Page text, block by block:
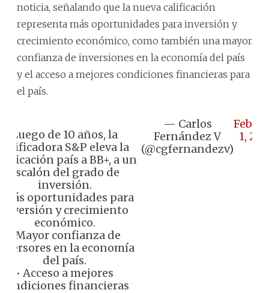
noticia, señalando que la nueva calificación
representa más oportunidades para inversión y
crecimiento económico, como también una mayor
confianza de inversiones en la economía del país
y el acceso a mejores condiciones financieras para
el país.
Luego de 10 años, la
calificadora S&P eleva la
país a BB+, a un
escalón del grado de
inversión.
Más oportunidades para
inversión y crecimiento
económico.
• Mayor confianza de
en la economía
del país.
• Acceso a mejores
condiciones financieras
— Carlos
Fernández V
(@cgfernandezv)
1,